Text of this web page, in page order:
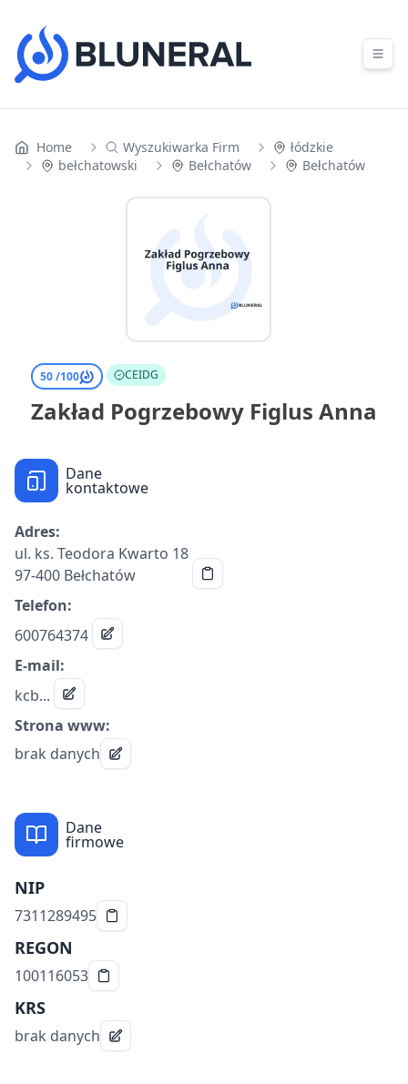
Home Wyszukiwarka Firm
łódzkie
bełchatowski
Bełchatów Bełchatów
50 /100 CEIDG
Zakład Pogrzebowy Figlus Anna
Dane
kontaktowe
Adres:
ul. ks. Teodora Kwarto 18
97-400 Bełchatów
Telefon:
600764374
E-mail:
kcb...
Strona www:
brak danych
Dane
firmowe
NIP
7311289495
REGON
100116053
KRS
brak danych